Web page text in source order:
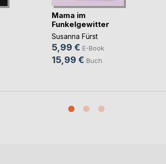
Mama im
Funkelgewitter
Susanna Fürst
5,99 € E-Book
15,99 € Buch